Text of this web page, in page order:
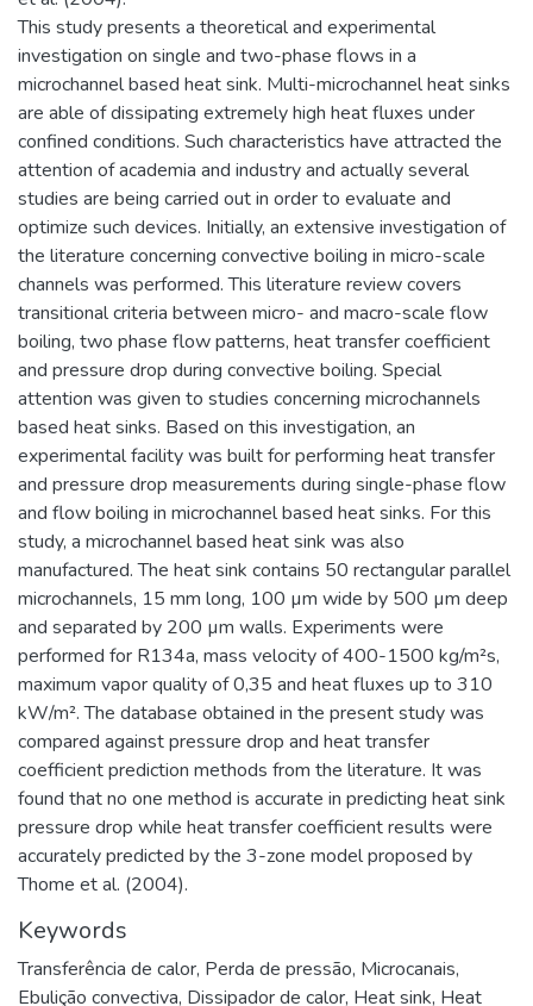
This study presents a theoretical and experimental
investigation on single and two-phase flows in a
microchannel based heat sink. Multi-microchannel heat sinks
are able of dissipating extremely high heat fluxes under
confined conditions. Such characteristics have attracted the
attention of academia and industry and actually several
studies are being carried out in order to evaluate and
optimize such devices. Initially, an extensive investigation of
the literature concerning convective boiling in micro-scale
channels was performed. This literature review covers
transitional criteria between micro- and macro-scale flow
boiling, two phase flow patterns, heat transfer coefficient
and pressure drop during convective boiling. Special
attention was given to studies concerning microchannels
based heat sinks. Based on this investigation, an
experimental facility was built for performing heat transfer
and pressure drop measurements during single-phase flow
and flow boiling in microchannel based heat sinks. For this
study, a microchannel based heat sink was also
manufactured. The heat sink contains 50 rectangular parallel
microchannels, 15 mm long, 100 µm wide by 500 µm deep
and separated by 200 µm walls. Experiments were
performed for R134a, mass velocity of 400-1500 kg/m²s,
maximum vapor quality of 0,35 and heat fluxes up to 310
kW/m². The database obtained in the present study was
compared against pressure drop and heat transfer
coefficient prediction methods from the literature. It was
found that no one method is accurate in predicting heat sink
pressure drop while heat transfer coefficient results were
accurately predicted by the 3-zone model proposed by
Thome et al. (2004).
Keywords
Transferência de calor, Perda de pressão, Microcanais,
Ebulição convectiva, Dissipador de calor, Heat sink, Heat